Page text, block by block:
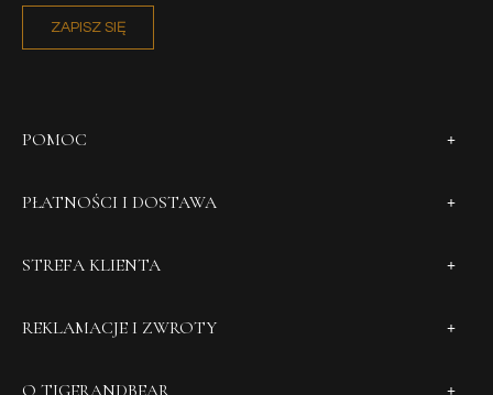
ZAPISZ SIĘ
POMOC
PŁATNOŚCI I DOSTAWA
STREFA KLIENTA
REKLAMACJE I ZWROTY
O TIGERANDBEAR